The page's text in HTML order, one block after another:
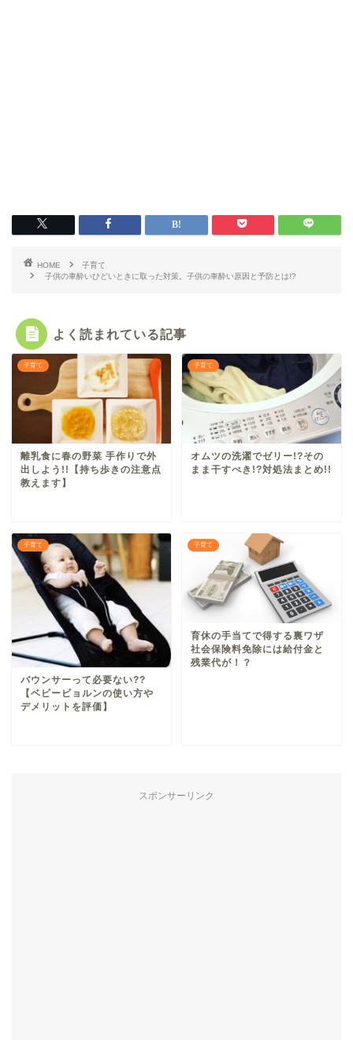
HOME
子育て
子供の車酔いひどいときに取った対策。子供の車酔い原因と予防とは!?
よく読まれている記事
子育て
離乳食に春の野菜 手作りで外
出しよう!!【持ち歩きの注意点
教えます】
子育て
オムツの洗濯でゼリー!?その
まま干すべき!?対処法まとめ!!
子育て
バウンサーって必要ない??
【ベビービョルンの使い方や
デメリットを評価】
子育て
育休の手当てで得する裏ワザ
社会保険料免除には給付金と
残業代が！？
スポンサーリンク